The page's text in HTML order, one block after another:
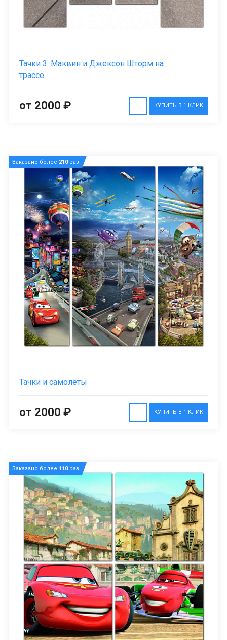
Тачки 3. Маквин и Джексон Шторм на
трассе
КУПИТЬ В 1 КЛИК
от 2000 ₽
Заказано более 210раз
Тачки и самолёты
КУПИТЬ В 1 КЛИК
от 2000 ₽
Заказано более 110раз